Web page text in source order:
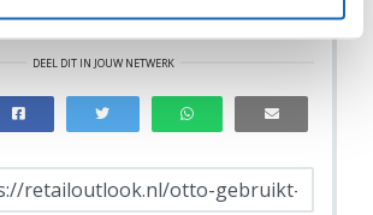
VIND IK LEUK VIND IK LEUK
DEEL DIT IN JOUW NETWERK